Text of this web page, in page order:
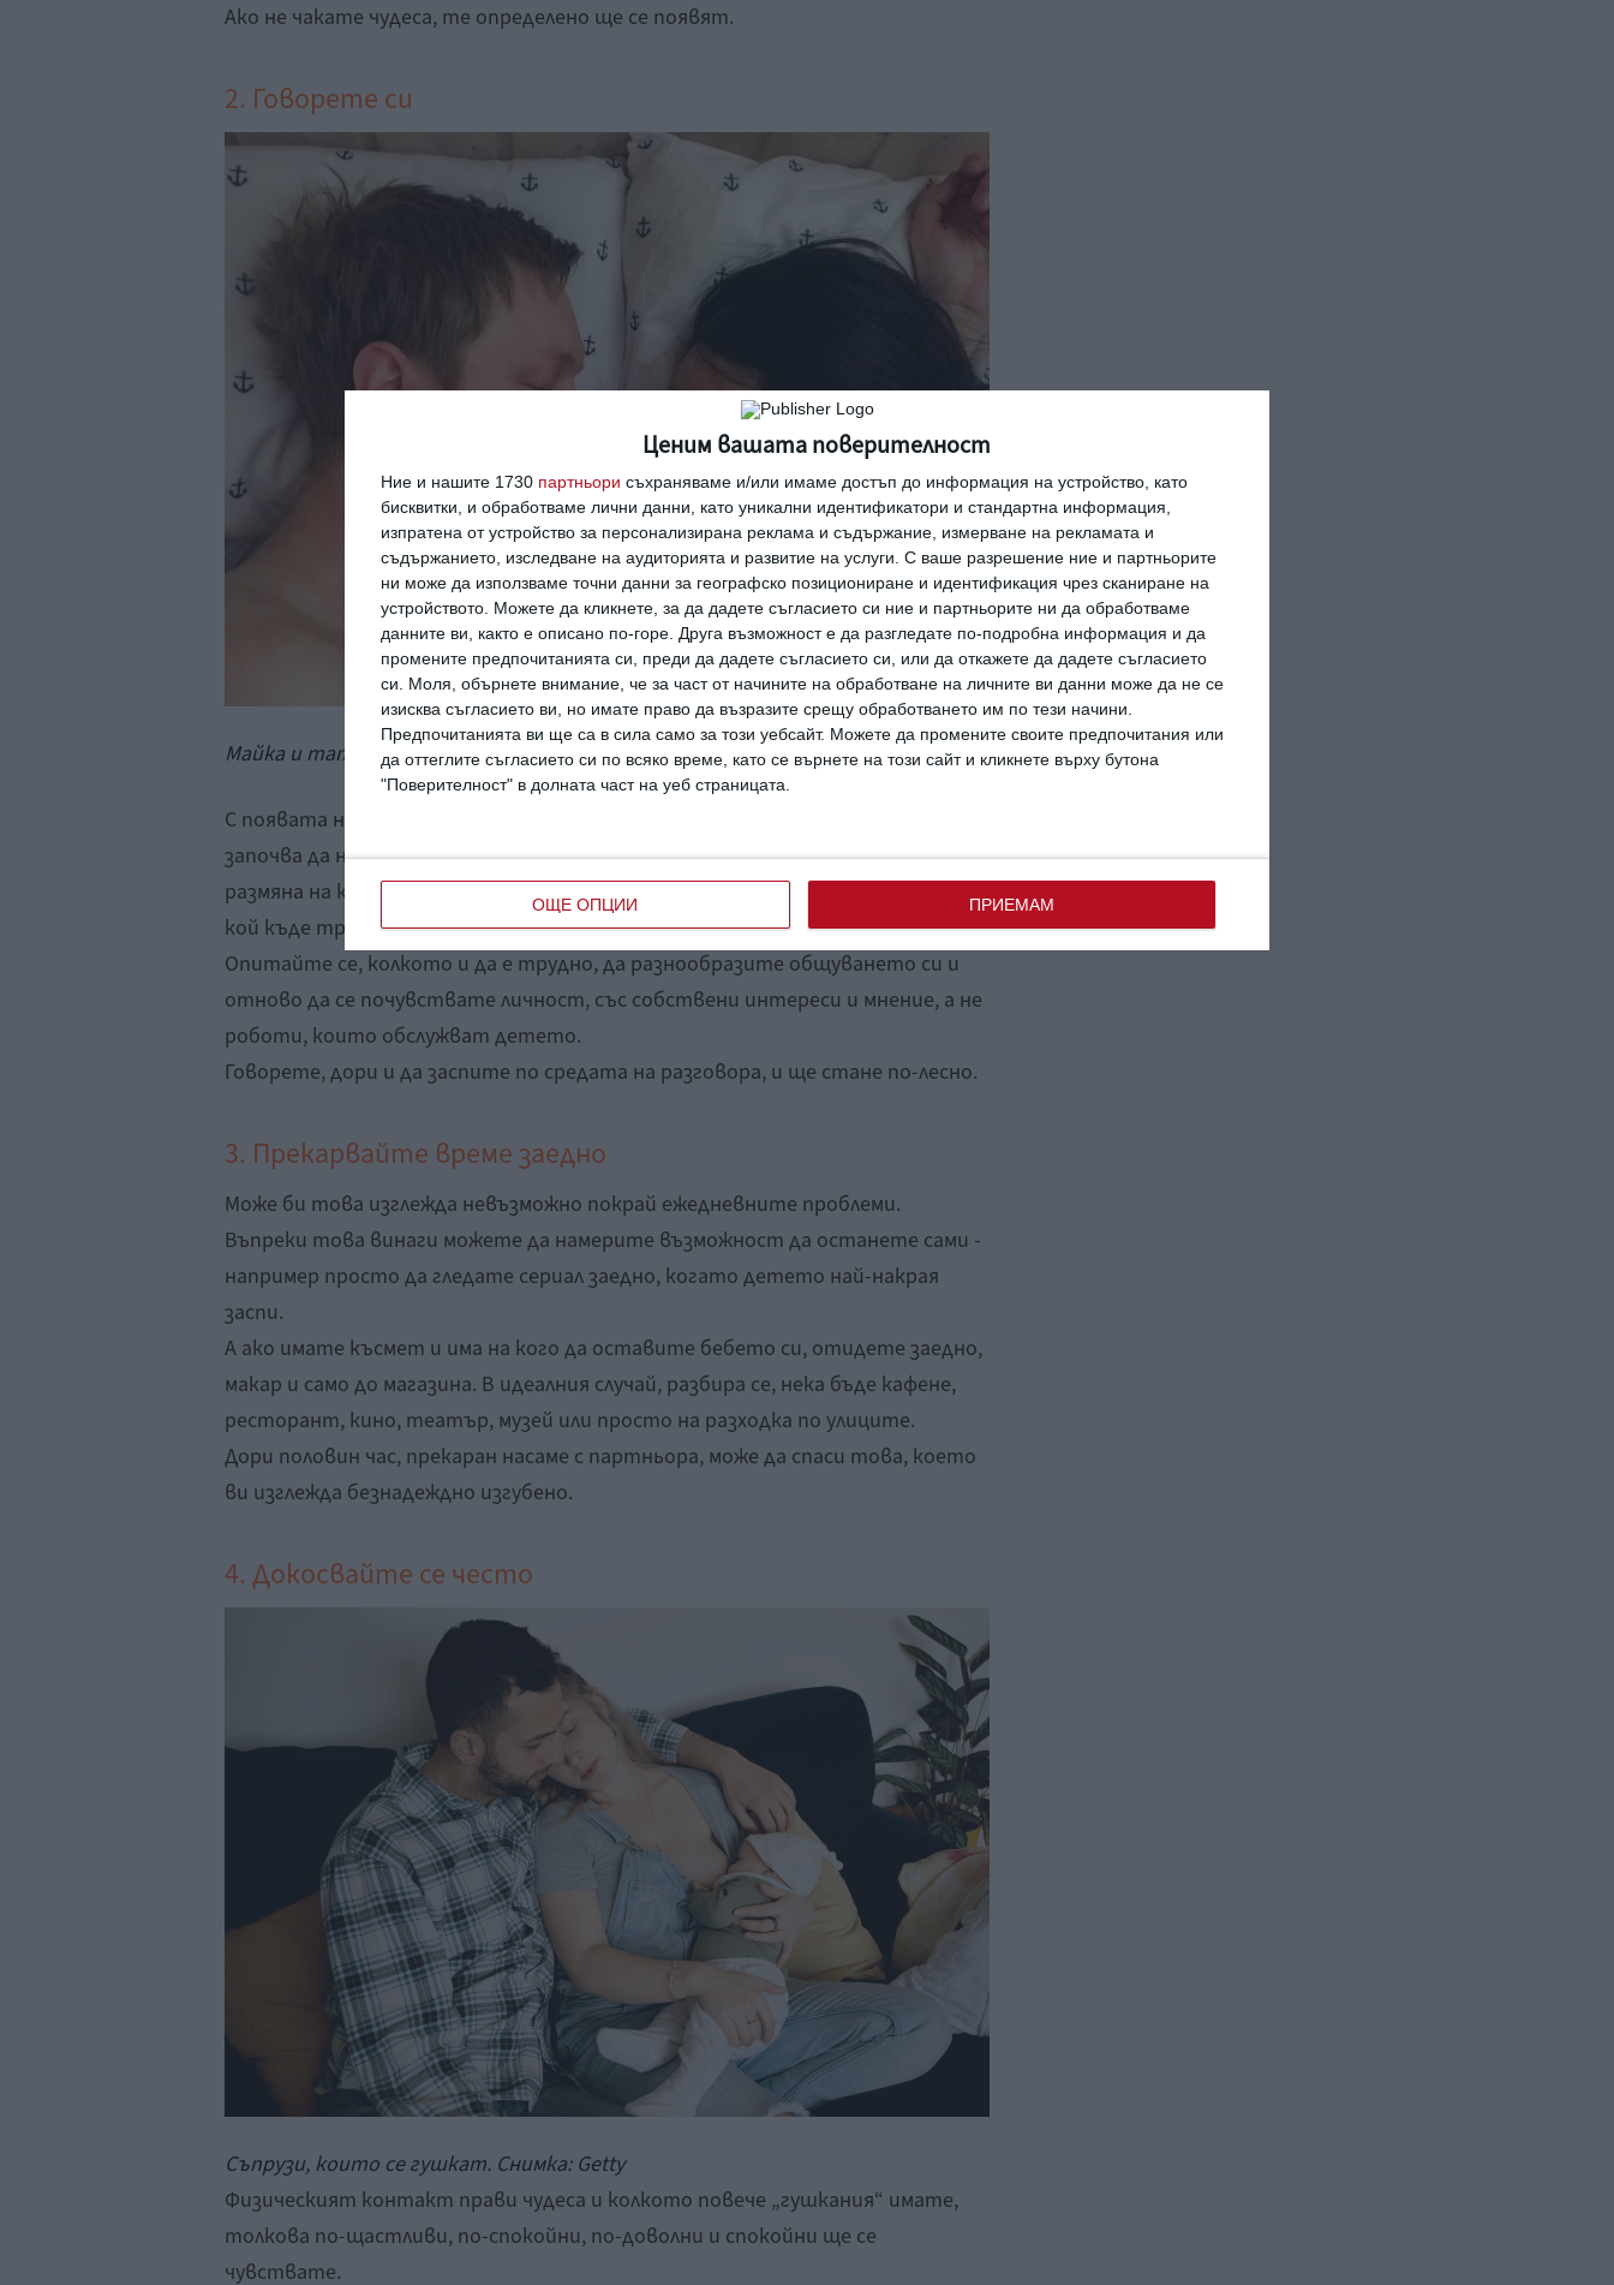
Ценим вашата поверителност
Ние и нашите 1730 партньори съхраняваме и/или имаме достъп до информация на устройство, като
бисквитки, и обработваме лични данни, като уникални идентификатори и стандартна информация,
изпратена от устройство за персонализирана реклама и съдържание, измерване на рекламата и
съдържанието, изследване на аудиторията и развитие на услуги. С ваше разрешение ние и партньорите
ни може да използваме точни данни за географско позициониране и идентификация чрез сканиране на
устройството. Можете да кликнете, за да дадете съгласието си ние и партньорите ни да обработваме
данните ви, както е описано по-горе. Друга възможност е да разгледате по-подробна информация и да
промените предпочитанията си, преди да дадете съгласието си, или да откажете да дадете съгласието
си.
Моля, обърнете внимание, че за част от начините на обработване на личните ви данни може да не се
изисква съгласието ви, но имате право да възразите срещу обработването им по тези начини.
Предпочитанията ви ще са в сила само за този уебсайт. Можете да промените своите предпочитания или
да оттеглите съгласието си по всяко време, като се върнете на този сайт и кликнете върху бутона
"Поверителност" в долната част на уеб страницата.
ОЩЕ ОПЦИИ ПРИЕМАМ
Ако не чакате чудеса, те определено ще се появят.
2. Говорете си
Майка и татко целуват бебето си. Снимка: Getty
С появата на бебето стилът на общуване между родителите често
започва да наподобява контакт на бизнес партньори и се свежда до
размяна на кратки съобщения за ежедневни неща - какво трябва да се купи,
кой къде трябва да отиде, да направи, да заведе ...
Опитайте се, колкото и да е трудно, да разнообразите общуването си и
отново да се почувствате личност, със собствени интереси и мнение, а не
роботи, които обслужват детето.
Говорете, дори и да заспите по средата на разговора, и ще стане по-лесно.
3. Прекарвайте време заедно
Може би това изглежда невъзможно покрай ежедневните проблеми.
Въпреки това винаги можете да намерите възможност да останете сами -
например просто да гледате сериал заедно, когато детето най-накрая
заспи.
А ако имате късмет и има на кого да оставите бебето си, отидете заедно,
макар и само до магазина. В идеалния случай, разбира се, нека бъде кафене,
ресторант, кино, театър, музей или просто на разходка по улиците.
Дори половин час, прекаран насаме с партньора, може да спаси това, което
ви изглежда безнадеждно изгубено.
4. Докосвайте се често
Съпрузи, които се гушкат. Снимка: Getty
Физическият контакт прави чудеса и колкото повече „гушкания“ имате,
толкова по-щастливи, по-спокойни, по-доволни и спокойни ще се
чувствате.